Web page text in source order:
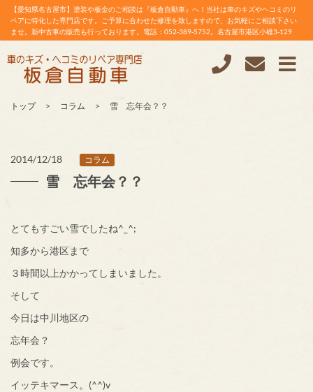
【愛知県名古屋市】塗装や板金のご相談は『板倉自動車』へ！当社は車のキズやヘコミのリ
ペアに特化した専門店です。ご予算に合わせた修理を致しますので、お気軽にご相談下さい
ませ。新中古車の販売も行っております。電話：052-389-5752。名古屋市港区小碓3-129
トップ コラム 雪 忘年会？？
2014/12/18 コラム
雪 忘年会？？
とてもすごい雪でしたね^_^;
知多から港区まで
３時間以上かかってしまいました。
そして
今日は中川地区の
忘年会？
例会です。
イッテキマース。(^^)v